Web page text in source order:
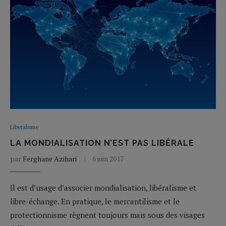
Liberalisme
LA MONDIALISATION N’EST PAS LIBÉRALE
par Ferghane Azihari 6 juin 2017
Il est d’usage d’associer mondialisation, libéralisme et
libre-échange. En pratique, le mercantilisme et le
protectionnisme règnent toujours mais sous des visages